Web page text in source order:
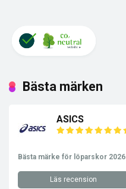
Bästa märken
ASICS
Bästa märke för löparskor 2026
Läs recension